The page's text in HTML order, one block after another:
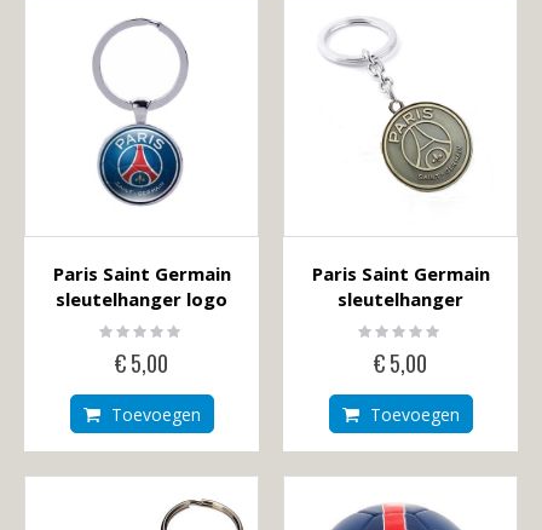
Paris Saint Germain
sleutelhanger logo
Rating:
0%
€ 5,00
Toevoegen
Paris Saint Germain
sleutelhanger
Rating:
0%
€ 5,00
Toevoegen